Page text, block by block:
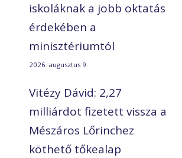
iskoláknak a jobb oktatás
érdekében a
minisztériumtól
2026. augusztus 9.
Vitézy Dávid: 2,27
milliárdot fizetett vissza a
Mészáros Lőrinchez
köthető tőkealap